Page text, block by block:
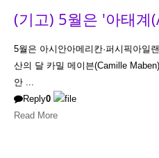
(기고) 5월은 '아태계
5월은 아시안아메리칸·퍼시픽아일
산의 달 카밀 메이븐(Camille
안 ...
Reply0
Read More